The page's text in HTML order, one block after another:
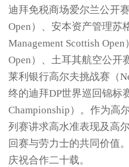
迪拜免税商场爱尔兰公开
Open）、安本资产管理苏
Management Scottish
Open）、土耳其航空公开
莱利银行高尔夫挑战赛（
终的迪拜DP世界巡回锦标
Championship）。作为高
列赛讲求高水准表现及高
回赛与劳力士的共同价值
庆祝合作二十载。